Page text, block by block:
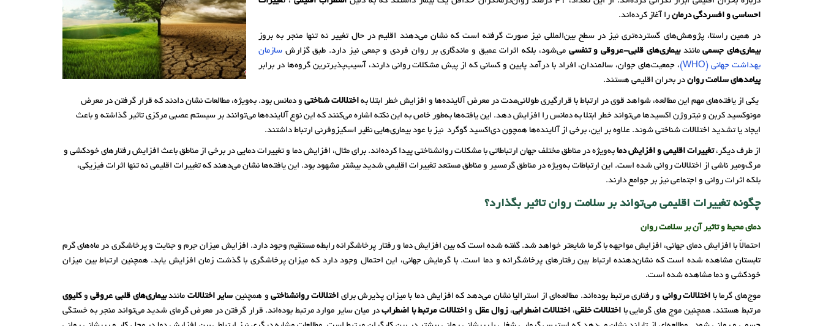
احساسی و افسردگی درمان را آغاز کرده‌اند.
در همین راستا، پژوهش‌های گسترده‌تری نیز در سطح بین‌المللی نیز صورت گرفته‌ است که نشان می‌دهند اقلیم در حال تغییر نه تنها منجر به بروز
بیماری‌های جسمیمانندبیماری‌های قلبی-عروقی و تنفسی می‌شود، بلکه اثرات عمیق و ماندگاری بر روان فردی و جمعی نیز دارد. طبق گزارش سازمان
بهداشت جهانی (WHO)
، جمعیت‌های جوان، سالمندان، افراد با درآمد پایین و کسانی که از پیش مشکلات روانی دارند، آسیب‌پذیرترین گروه‌ها در برابر
پیامدهای سلامت روان در بحران اقلیمی هستند.
یکی از یافته‌های مهم این مطالعه، شواهد قوی در ارتباط با قرارگیری طولانی‌مدت در معرض آلاینده‌ها و افزایش خطر ابتلا به اختلالات شناختی و دمانس بود. به‌ویژه، مطالعات نشان دادند که قرار گرفتن در معرض
مونوکسید کربن و نیتروژن اکسیدها می‌تواند خطر ابتلا به دمانس را افزایش دهد. این یافته‌ها به‌طور خاص به این نکته اشاره می‌کنند که این نوع آلاینده‌ها می‌توانند بر سیستم عصبی مرکزی تاثیر گذاشته و باعث
ایجاد یا تشدید اختلالات شناختی شوند. علاوه بر این، برخی از آلاینده‌ها همچون دی‌اکسید گوگرد نیز با عود بیماری‌هایی نظیر اسکیزوفرنی ارتباط داشتند.
از طرف دیگر،تغییرات اقلیمی و افزایش دما به‌ویژه در مناطق مختلف جهان ارتباطاتی با مشکلات روانشناختی پیدا کرده‌اند. برای مثال، افزایش دما و تغییرات دمایی در برخی از مناطق باعث افزایش رفتارهای خودکشی و
مرگ‌ومیر ناشی از اختلالات روانی شده است. این ارتباطات به‌ویژه در مناطق گرمسیر و مناطق مستعد تغییرات اقلیمی شدید بیشتر مشهود بود. این یافته‌ها نشان می‌دهند که تغییرات اقلیمی نه تنها اثرات فیزیکی،
بلکه اثرات روانی و اجتماعی نیز بر جوامع دارند.
چگونه تغییرات اقلیمی می‌تواند بر سلامت روان تاثیر بگذارد؟
دمای محیط و تاثیر آن بر سلامت روان
احتمالاً با افزایش دمای جهانی، افزایش مواجهه با گرما شایعتر خواهد شد. گفته شده است که بین افزایش دما و رفتار پرخاشگرانه رابطه‌ مستقیم وجود دارد. افزایش میزان جرم و جنایت و پرخاشگری در ماه‌های گرم
تابستان مشاهده شده است که نشان‌دهنده ارتباط بین رفتارهای پرخاشگرانه و دما است. با گرمایش جهانی، این احتمال وجود دارد که میزان پرخاشگری با گذشت زمان افزایش یابد. همچنین ارتباط بین میزان
خودکشی و دما مشاهده شده است.
موج‌های گرما با اختلالات روانی و رفتاری مرتبط بوده‌اند. مطالعه‌ای از استرالیا نشان می‌دهد که افزایش دما با میزان پذیرش برای اختلالات روانشناختیو همچنین سایر اختلالات مانندبیماری‌های قلبی عروقیوکلیوی
مرتبط هستند. همچنین موج های گرمایی با اختلالات خلقی، اختلالات اضطرابی،زوال عقل واختلالات مرتبط با اضطرابدر میان سایر موارد مرتبط بوده‌اند. قرار گرفتن در معرض گرمای شدید می‌تواند منجر به خستگی